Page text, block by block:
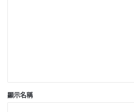
顯示名稱